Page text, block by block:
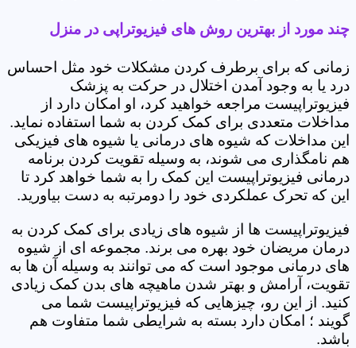
چند مورد از بهترین روش های فیزیوتراپی در منزل
زمانی که برای برطرف کردن مشکلات خود مثل احساس
درد یا به وجود آمدن اختلال در حرکت به پزشک
فیزیوتراپیست مراجعه خواهید کرد، او امکان دارد از
مداخلات متعددی برای کمک کردن به شما استفاده نماید.
این مداخلات که شیوه های درمانی یا شیوه های فیزیکی
هم نامگذاری می شوند، به وسیله تقویت کردن برنامه
درمانی فیزیوتراپیست این کمک را به شما خواهد کرد تا
این که تحرک عملکردی خود را دومرتبه به دست بیاورید.
فیزیوتراپیست ها از شیوه های زیادی برای کمک کردن به
درمان مریضان خود بهره می برند. مجموعه ای از شیوه
های درمانی موجود است که می توانند به وسیله آن ها به
تقویت، آرامش و بهتر شدن ماهیچه های بدن کمک زیادی
کنید. از این رو، چیزهایی که فیزیوتراپیست شما می
گویند ؛ امکان دارد بسته به شرایطی شما متفاوت هم
باشد.